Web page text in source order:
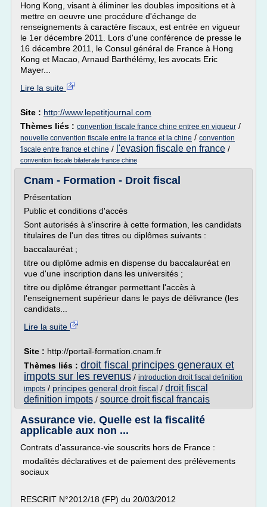
Hong Kong, visant à éliminer les doubles impositions et à
mettre en oeuvre une procédure d'échange de
renseignements à caractère fiscaux, est entrée en vigueur
le 1er décembre 2011. Lors d'une conférence de presse le
16 décembre 2011, le Consul général de France à Hong
Kong et Macao, Arnaud Barthélémy, les avocats Eric
Mayer...
Lire la suite
Site : http://www.lepetitjournal.com
Thèmes liés : convention fiscale france chine entree en vigueur /
nouvelle convention fiscale entre la france et la chine / convention
fiscale entre france et chine / l'evasion fiscale en france /
convention fiscale bilaterale france chine
Cnam - Formation - Droit fiscal
Présentation
Public et conditions d'accès
Sont autorisés à s'inscrire à cette formation, les candidats
titulaires de l'un des titres ou diplômes suivants :
baccalauréat ;
titre ou diplôme admis en dispense du baccalauréat en
vue d'une inscription dans les universités ;
titre ou diplôme étranger permettant l'accès à
l'enseignement supérieur dans le pays de délivrance (les
candidats...
Lire la suite
Site : http://portail-formation.cnam.fr
Thèmes liés : droit fiscal principes generaux et
impots sur les revenus / introduction droit fiscal definition
impots / principes general droit fiscal / droit fiscal
definition impots / source droit fiscal francais
Assurance vie. Quelle est la fiscalité
applicable aux non ...
Contrats d'assurance-vie souscrits hors de France :
modalités déclaratives et de paiement des prélèvements
sociaux
RESCRIT N°2012/18 (FP) du 20/03/2012